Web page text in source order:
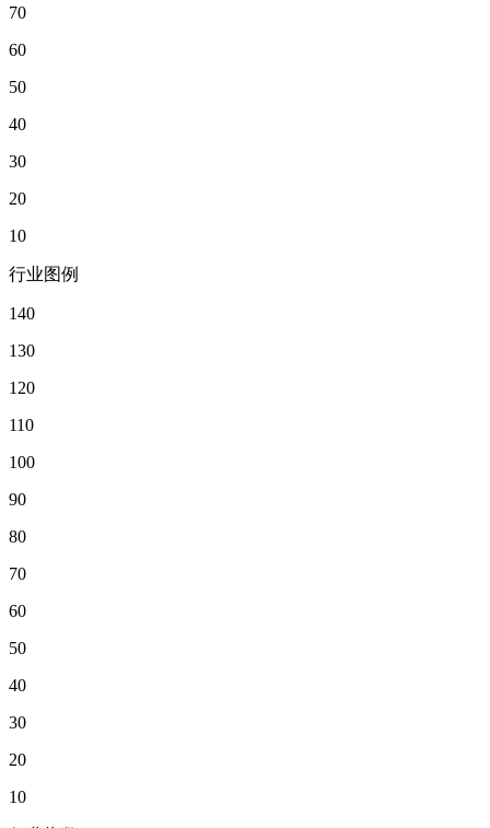
70
60
50
40
30
20
10
行业图例
140
130
120
110
100
90
80
70
60
50
40
30
20
10